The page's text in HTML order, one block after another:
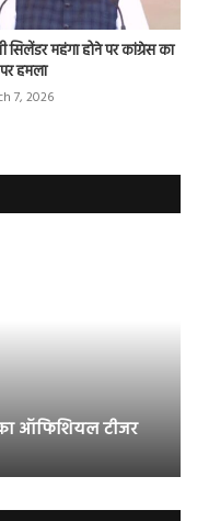
सिलेंडर महंगा होने पर कांग्रेस का
हमला
7, 2026
का ऑफिशियल टीजर